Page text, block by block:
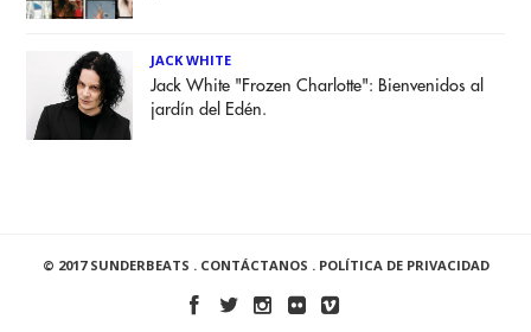
JACK WHITE
Jack White "Frozen Charlotte": Bienvenidos al
jardín del Edén.
© 2017 SUNDERBEATS . CONTÁCTANOS . POLÍTICA DE PRIVACIDAD